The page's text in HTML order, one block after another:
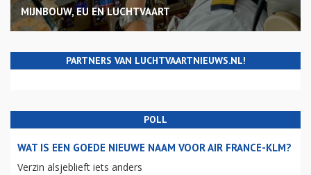
MIJNBOUW, EU EN LUCHTVAART
PARTNERS VAN LUCHTVAARTNIEUWS.NL!
POLL
WAT IS EEN GOEDE NIEUWE NAAM VOOR AIR FRANCE-KLM?
Verzin alsjeblieft iets anders